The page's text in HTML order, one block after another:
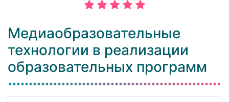
Медиаобразовательные
технологии в реализации
образовательных программ